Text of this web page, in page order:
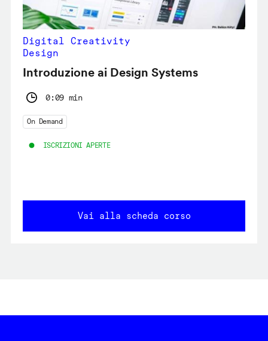
Digital Creativity
Design
Introduzione ai Design Systems
0:09 min
On Demand
ISCRIZIONI APERTE
Vai alla scheda corso